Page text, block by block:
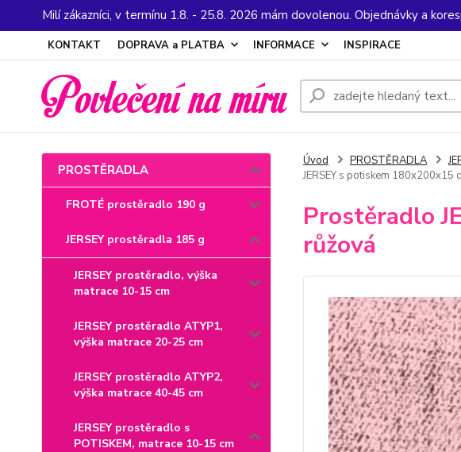
Milí zákazníci, v termínu 1.8. - 25.8. 2026 mám dovolenou. Objednávky a
KONTAKT DOPRAVA a PLATBA INFORMACE INSPIRACE
PROSTĚRADLA
FROTÉ prostěradlo 190 g
JERSEY prostěradla 185 g
JERSEY prostěradlo, výška
matrace 10-15 cm
JERSEY prostěradlo ATYP1,
výška matrace 20-25 cm
JERSEY prostěradlo ATYP2,
výška matrace 40-45 cm
JERSEY prostěradlo s
POTISKEM, matrace 10-15 cm
Úvod PROSTĚRADLA
JERSEY s potiskem 180x200x15
Prostěradlo
růžová